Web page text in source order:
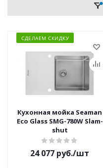
СДЕЛАЕМ СКИДКУ
Кухонная мойка Seaman
Eco Glass SMG-780W Slam-
shut
24 077 руб./шт